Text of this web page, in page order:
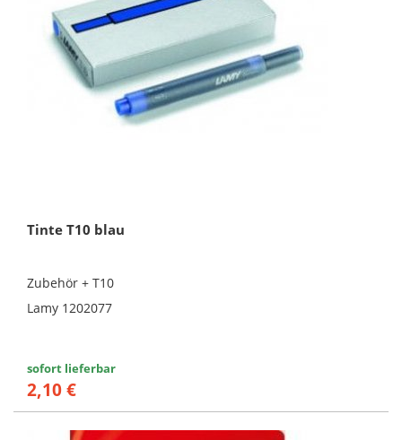
Tinte T10 blau
Zubehör + T10
Lamy 1202077
sofort lieferbar
2,10 €